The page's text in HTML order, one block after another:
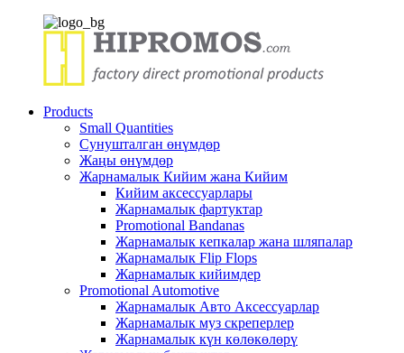
Products
Small Quantities
Сунушталган өнүмдөр
Жаңы өнүмдөр
Жарнамалык Кийим жана Кийим
Кийим аксессуарлары
Жарнамалык фартуктар
Promotional Bandanas
Жарнамалык кепкалар жана шляпалар
Жарнамалык Flip Flops
Жарнамалык кийимдер
Promotional Automotive
Жарнамалык Авто Аксессуарлар
Жарнамалык муз скреперлер
Жарнамалык күн көлөкөлөрү